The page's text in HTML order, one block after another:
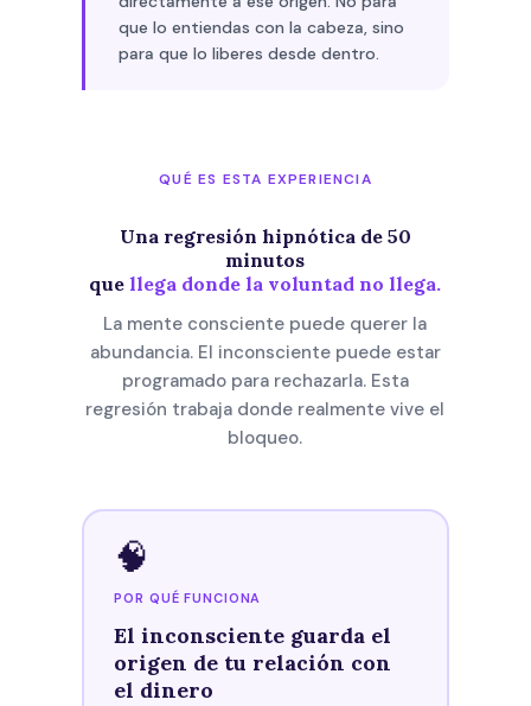
que lo entiendas con la cabeza, sino
para que lo liberes desde dentro.
QUÉ ES ESTA EXPERIENCIA
Una regresión hipnótica de 50
minutos
quellega donde la voluntad no llega.
La mente consciente puede querer la
abundancia. El inconsciente puede estar
programado para rechazarla. Esta
regresión trabaja donde realmente vive el
bloqueo.
🧠
POR QUÉ FUNCIONA
El inconsciente guarda el
origen de tu relación con
el dinero